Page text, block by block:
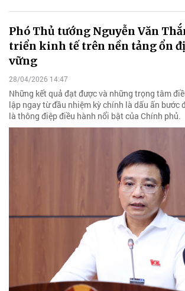
Phó Thủ tướng Nguyễn Văn
triển kinh tế trên nền tảng ổn
vững
28/04/2026 14:47
Những kết quả đạt được và những trọng tâm
lập ngay từ đầu nhiệm kỳ chính là dấu ấn bước
là thông điệp điều hành nổi bật của Chính phủ.